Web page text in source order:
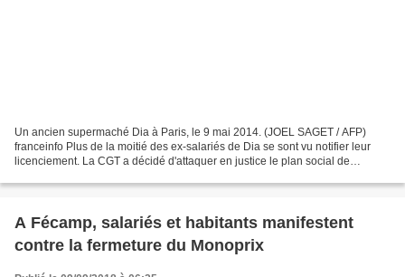
Un ancien supermaché Dia à Paris, le 9 mai 2014. (JOEL SAGET / AFP)
franceinfo Plus de la moitié des ex-salariés de Dia se sont vu notifier leur
licenciement. La CGT a décidé d'attaquer en justice le plan social de
A Fécamp, salariés et habitants manifestent
contre la fermeture du Monoprix